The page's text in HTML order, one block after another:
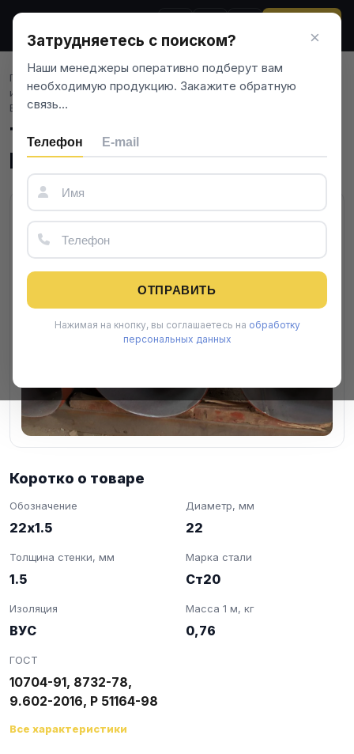
Главная Черный металлопрокат Трубный прокат
изоляции /Трубы ВУС /Труба стальная бесшовная ВУС
ВУС 22х1,5 22 мм 1,5 мм ПЭ 32 ГОСТ 10704-91 Ст20
Труба ВУС 22х1,5 22 мм 1,5 мм
ПЭ 32 ГОСТ 10704-91 Ст20
Коротко о товаре
Обозначение
22х1.5
Диаметр, мм
22
Толщина стенки, мм
1.5
Марка стали
Ст20
Изоляция
ВУС
Масса 1 м, кг
0,76
ГОСТ
10704-91, 8732-78,
9.602-2016, Р 51164-98
Все характеристики
×
Затрудняетесь с поиском?
Наши менеджеры оперативно подберут вам
необходимую продукцию. Закажите обратную
связь…
Телефон E-mail
ОТПРАВИТЬ
Нажимая на кнопку, вы соглашаетесь на обработку
персональных данных